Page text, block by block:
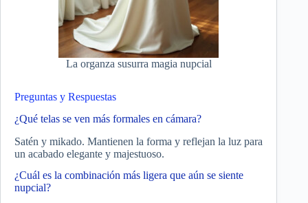
La organza susurra magia nupcial
Preguntas y Respuestas
¿Qué telas se ven más formales en cámara?
Satén y mikado. Mantienen la forma y reflejan la luz para
un acabado elegante y majestuoso.
¿Cuál es la combinación más ligera que aún se siente
nupcial?